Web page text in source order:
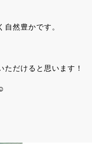
然豊かです。
だけると思います！